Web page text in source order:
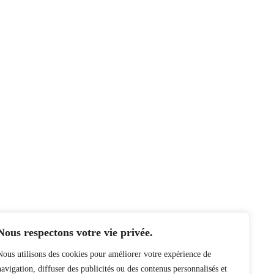
respectons votre vie privée.
utilisons des cookies pour améliorer votre expérience de
diffuser des publicités ou des contenus personnalisés et